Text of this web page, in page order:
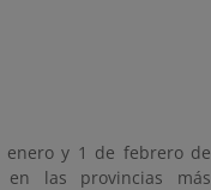
enero y 1 de febrero de
en las provincias más